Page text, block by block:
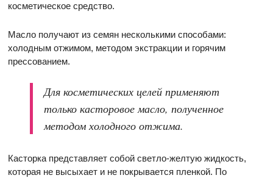
косметическое средство.
Масло получают из семян несколькими способами:
холодным отжимом, методом экстракции и горячим
прессованием.
Для косметических целей применяют
только касторовое масло, полученное
методом холодного отжима.
Касторка представляет собой светло-желтую жидкость,
которая не высыхает и не покрывается пленкой. По